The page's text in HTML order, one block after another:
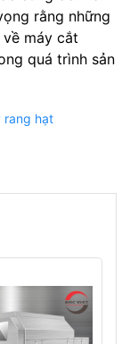
rằng những
máy cắt
quá trình sản
rang hạt